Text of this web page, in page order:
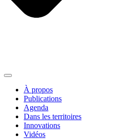
À propos
Publications
Agenda
Dans les territoires
Innovations
Vidéos